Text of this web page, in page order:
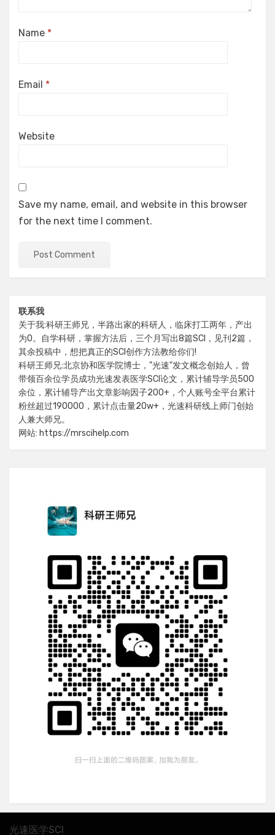
Name *
Email *
Website
Save my name, email, and website in this browser
for the next time I comment.
联系我
关于我:科研王师兄，半路出家的科研人，临床打工两年，产出
为0。自学科研，掌握方法后，三个月写出8篇SCI，见刊2篇，
其余投稿中，想把真正的SCI创作方法教给你们!
科研王师兄:北京协和医学院博士，"光速"发文概念创始人，曾
带领百余位学员成功光速发表医学SCI论文，累计辅导学员500
余位，累计辅导产出文章影响因子200+，个人账号全平台累计
粉丝超过190000，累计点击量20w+，光速科研线上师门创始
人兼大师兄。
网站: https://mrscihelp.com
光速医学SCI